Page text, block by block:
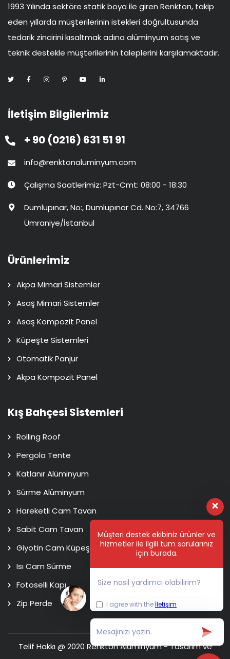
1993 Yılında sektöre statik boya ile giren Renkton, takip
eden yıllarda müşterilerinin istekleri doğrultusunda
tedarik zincirini kısaltmak adına alüminyum satış ve
teknik destekle müşterilerinin taleplerini karşılamaktadır.
İletişim Bilgilerimiz
+ 90 (0216) 631 51 91
info@renktonaluminyum.com
Çalışma Saatlerimiz: Pzt-Cmt: 08:00 - 18:30
Dumlupınar, No:, Dumlupınar Cd. No:7, 34766
Ümraniye/İstanbul
Ürünlerimiz
Akpa Mimari Sistemler
Asaş Mimari Sistemler
Asaş Kompozit Panel
Küpeşte Sistemleri
Otomatik Panjur
Akpa Kompozit Panel
Kış Bahçesi Sistemleri
Rolling Roof
Pergola Tente
Katlanır Alüminyum
Sürme Alüminyum
Hareketli Cam Tavan
Sabit Cam Tavan
Giyotin Cam Küpeşte
Isı Cam Sürme
Fotoselli Kapı
Zip Perde
Telif Hakkı @ 2020 Renkton Alüminyum - Tasarım ve
Müşteri destek ekibiniz ürünler ve
hizmetler ile ilgili tüm sorularınız
için burada.
Size nasıl yardımcı olabilirim?
I agree with the İletişim